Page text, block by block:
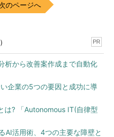
のページへ
PR
析から改善案作成まで自動化
企業の5つの要因と成功に導
は? 「Autonomous IT(自律型
AI活用術、4つの主要な障壁と